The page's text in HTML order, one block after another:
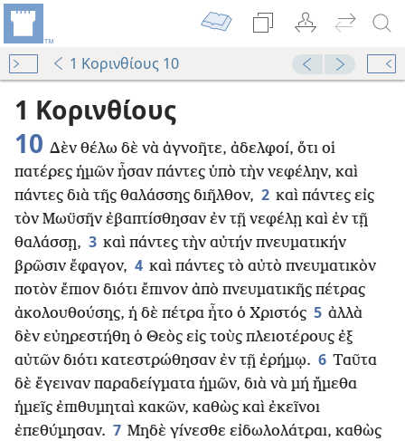
1 Κορινθίους 10
1 Κορινθίους
10 Δὲν θέλω δὲ νὰ ἀγνοῆτε, ἀδελφοί, ὅτι οἱ
πατέρες ἡμῶν ἦσαν πάντες ὑπὸ τὴν νεφέλην, καὶ
πάντες διὰ τῆς θαλάσσης διῆλθον, 2 καὶ πάντες εἰς
τὸν Μωϋσῆν ἐβαπτίσθησαν ἐν τῇ νεφέλῃ καὶ ἐν τῇ
θαλάσσῃ, 3 καὶ πάντες τὴν αὐτήν πνευματικήν
βρῶσιν ἔφαγον, 4 καὶ πάντες τὸ αὐτὸ πνευματικὸν
ποτὸν ἔπιον διότι ἔπινον ἀπὸ πνευματικῆς πέτρας
ἀκολουθούσης, ἡ δὲ πέτρα ἦτο ὁ Χριστός 5 ἀλλὰ
δὲν εὐηρεστήθη ὁ Θεὸς εἰς τοὺς πλειοτέρους ἐξ
αὐτῶν διότι κατεστρώθησαν ἐν τῇ ἐρήμῳ. 6 Ταῦτα
δὲ ἔγειναν παραδείγματα ἡμῶν, διὰ νὰ μή ἤμεθα
ἡμεῖς ἐπιθυμηταὶ κακῶν, καθὼς καὶ ἐκεῖνοι
ἐπεθύμησαν. 7 Μηδὲ γίνεσθε εἰδωλολάτραι, καθὼς